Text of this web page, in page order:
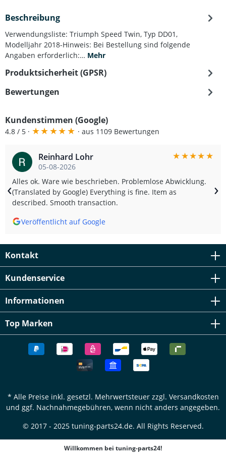
Beschreibung
Verwendungsliste: Triumph Speed Twin, Typ DD01,
Modelljahr 2018-Hinweis: Bei Bestellung sind folgende
Angaben erforderlich:… Mehr
Produktsicherheit (GPSR)
Bewertungen
Kundenstimmen (Google)
4.8 / 5 · ★★★★★ · aus 1109 Bewertungen
Reinhard Lohr
05-08-2026
★★★★★
Alles ok. Ware wie beschrieben. Problemlose Abwicklung.
(Translated by Google) Everything is fine. Item as
described. Smooth transaction.
Veröffentlicht auf Google
‹ ›
Kontakt
Kundenservice
Informationen
Top Marken
* Alle Preise inkl. gesetzl. Mehrwertsteuer zzgl. Versandkosten
und ggf. Nachnahmegebühren, wenn nicht anders angegeben.
© 2017 - 2025 tuning-parts24.de. All Rights Reserved.
Willkommen bei tuning-parts24!